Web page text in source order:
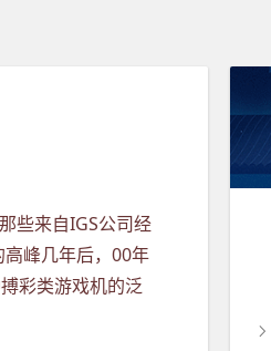
些来自IGS公司经
高峰几年后，00年
搏彩类游戏机的泛